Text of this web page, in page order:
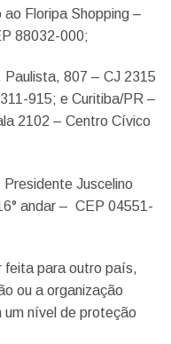
Floripa Shopping –
88032-000;
807 – CJ 2315
915; e Curitiba/PR –
2102 – Centro Cívico
Juscelino
andar – CEP 04551-
feita para outro país,
ou a organização
um nível de proteção